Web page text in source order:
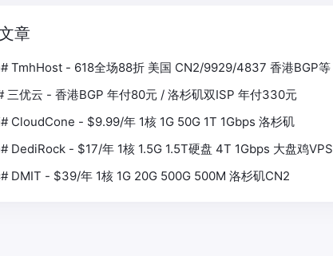
章
TmhHost - 618全场88折 美国 CN2/9929/4837 香港BGP等
三优云 - 香港BGP 年付80元 / 洛杉矶双ISP 年付330元
CloudCone - $9.99/年 1核 1G 50G 1T 1Gbps 洛杉矶
DediRock - $17/年 1核 1.5G 1.5T硬盘 4T 1Gbps 大盘鸡VPS
DMIT - $39/年 1核 1G 20G 500G 500M 洛杉矶CN2